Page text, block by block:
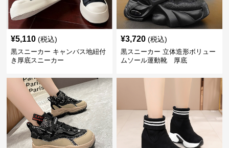
¥5,110 (税込)
黒スニーカー キャンバス地紐付
き厚底スニーカー
¥3,720 (税込)
黒スニーカー 立体造形ボリュー
ムソール運動靴 厚底